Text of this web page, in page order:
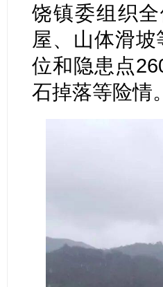
饶镇委组织
屋、山体滑坡
位和隐患点
石掉落等险情。